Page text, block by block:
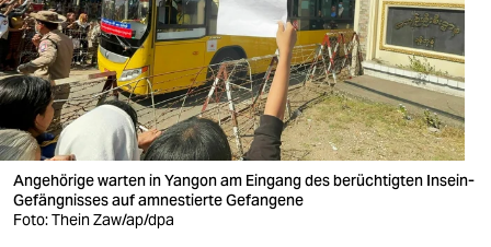
verlag
verlag
veranstaltungen
shop
fragen & hilfe
unterstützen
Angehörige warten in Yangon am Eingang des berüchtigten Insein-
Gefängnisses auf amnestierte Gefangene
Foto: Thein Zaw/ap/dpa